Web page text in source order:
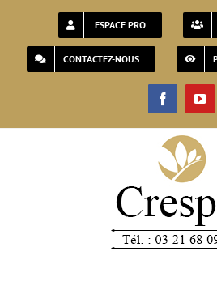
contenu
ESPACE PRO
CONTACTEZ-NOUS
Facebook